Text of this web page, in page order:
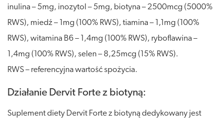
inulina – 5mg, inozytol – 5mg, biotyna – 2500mcg (5000%
RWS), miedź – 1mg (100% RWS), tiamina – 1,1mg (100%
RWS), witamina B6 – 1,4mg (100% RWS), ryboflawina –
1,4mg (100% RWS), selen – 8,25mcg (15% RWS).
RWS – referencyjna wartość spożycia.
Działanie Dervit Forte z biotyną:
Suplement diety Dervit Forte z biotyną dedykowany jest